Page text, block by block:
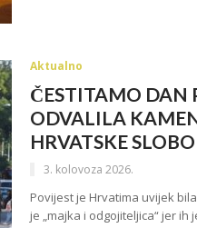
Aktualno
ČESTITAMO DAN
ODVALILA
HRVATSKE
3. kolovoza 2026.
Povijest je Hrvatima uvijek
je „majka i odgojiteljica“ jer ih